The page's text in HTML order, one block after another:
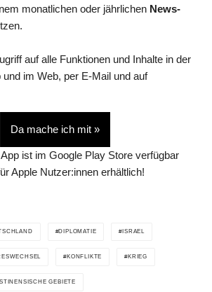
monatlichen oder jährlichen News-
auf alle Funktionen und Inhalte in der
im Web, per E-Mail und auf
Da mache ich mit »
ist im Google Play Store verfügbar
Apple Nutzer:innen erhältlich!
DIPLOMATIE ISRAEL
KONFLIKTE KRIEG
GEBIETE